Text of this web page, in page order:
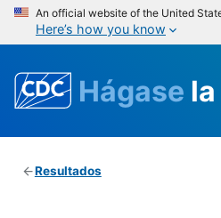
An official website of the United
Here’s how you know
Hágase la
Resultados